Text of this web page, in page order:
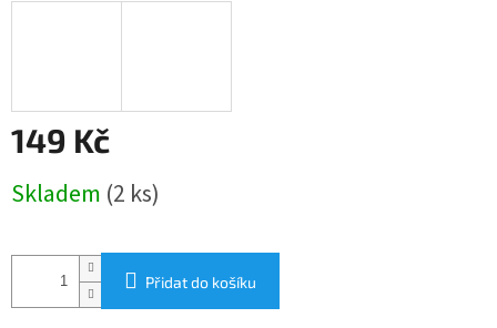
149 Kč
cena:
Skladem (2 ks)
Přidat do košíku